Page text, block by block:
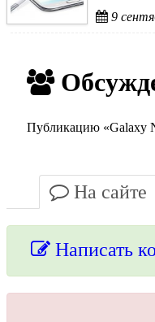
9
Публикацию «Galaxy
На сайте
Написать